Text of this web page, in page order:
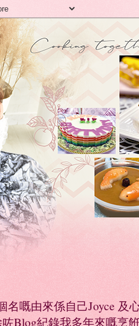
名嘅由來係自己Joyce
Blog紀錄我多年來嘅烹